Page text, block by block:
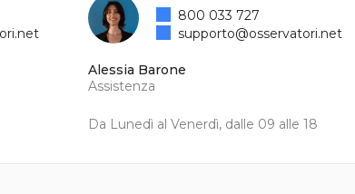
Alessia Barone
Assistenza
Da Lunedì al Venerdì, dalle 09 alle 18
800 033 727
supporto@osservatori.net